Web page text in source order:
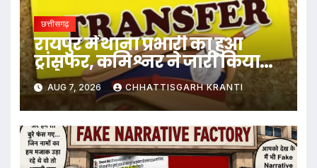
छत्तीसगढ़
रायपुर में थाना प्रभारी का हुआ
ट्रांसफर, कमिश्नर ने जारी किया
आदेश
AUG 7, 2026 CHHATTISGARH KRANTI